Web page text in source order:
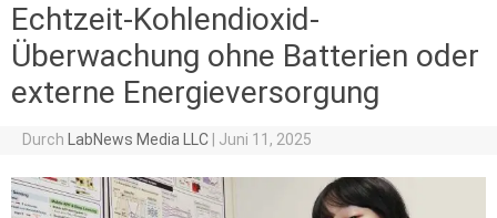
Echtzeit-Kohlendioxid-
Überwachung ohne Batterien oder
externe Energieversorgung
Durch LabNews Media LLC Juni 11, 2025